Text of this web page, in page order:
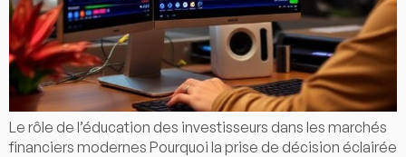
Le rôle de l’éducation des investisseurs dans les marchés
financiers modernes Pourquoi la prise de décision éclairée